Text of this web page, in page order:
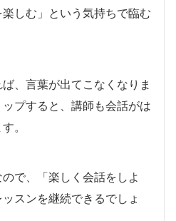
しむ」という気持ちで臨む
、言葉が出てこなくなりま
プすると、講師も会話がは
。
で、「楽しく会話をしよ
スンを継続できるでしょ